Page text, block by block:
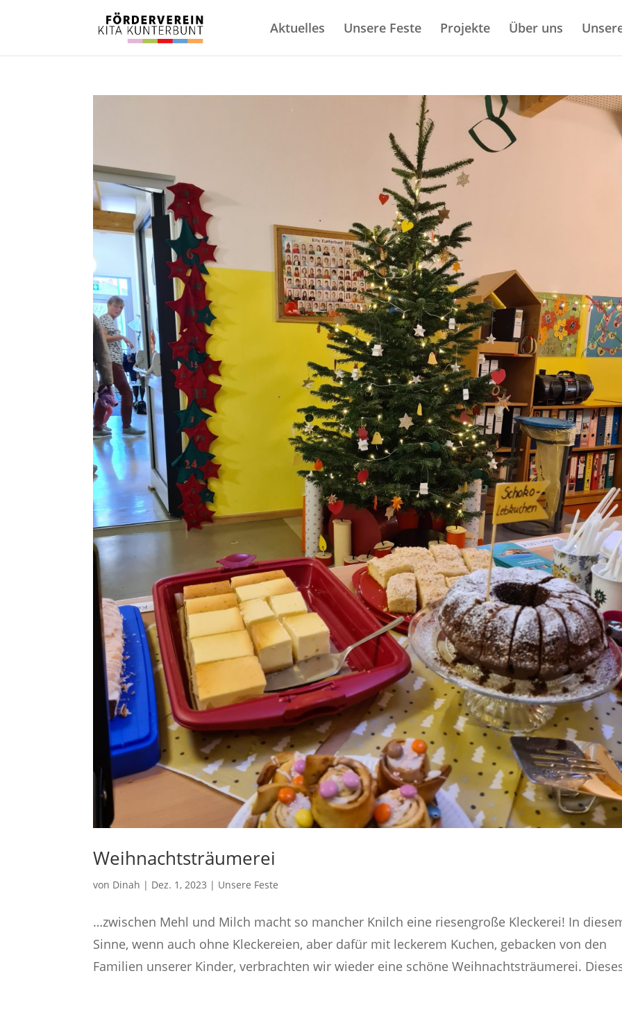
Aktuelles Unsere Feste Projekte Über uns
Weihnachtsträumerei
von Dinah | Dez. 1, 2023 | Unsere Feste
…zwischen Mehl und Milch macht so mancher Knilch eine riesengroße Kleckerei! In
Sinne, wenn auch ohne Kleckereien, aber dafür mit leckerem Kuchen, gebacken von den
Familien unserer Kinder, verbrachten wir wieder eine schöne Weihnachtsträumerei.